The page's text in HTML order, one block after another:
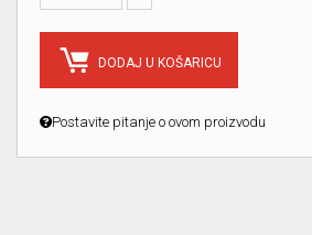
DODAJ U KOŠARICU
Postavite pitanje o ovom proizvodu